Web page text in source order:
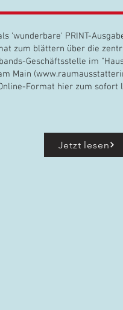
'wunderbare' PRINT-
zum blättern über die
Geschäftsstelle im
Main (
Format hier zum sofort
Jetzt lesen